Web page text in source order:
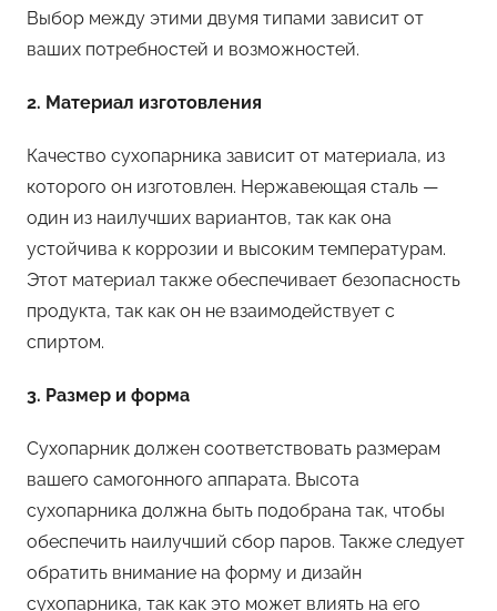
Выбор между этими двумя типами зависит от
ваших потребностей и возможностей.
2. Материал изготовления
Качество сухопарника зависит от материала, из
которого он изготовлен. Нержавеющая сталь —
один из наилучших вариантов, так как она
устойчива к коррозии и высоким температурам.
Этот материал также обеспечивает безопасность
продукта, так как он не взаимодействует с
спиртом.
3. Размер и форма
Сухопарник должен соответствовать размерам
вашего самогонного аппарата. Высота
сухопарника должна быть подобрана так, чтобы
обеспечить наилучший сбор паров. Также следует
обратить внимание на форму и дизайн
сухопарника, так как это может влиять на его